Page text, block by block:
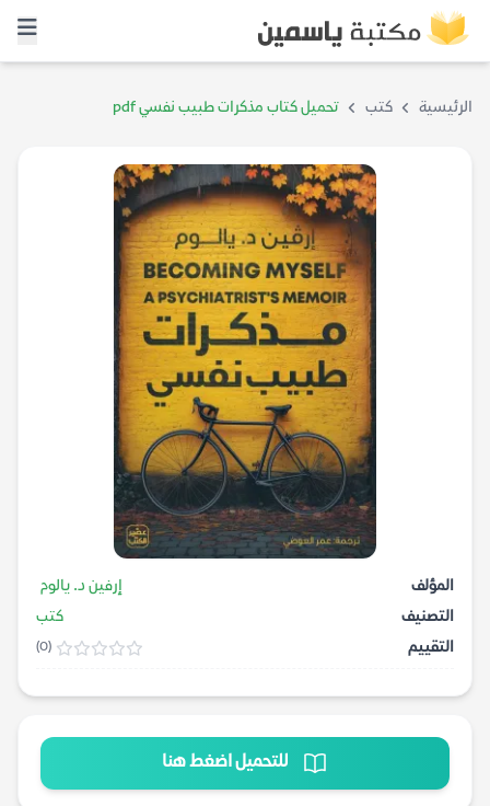
الرئيسية كتب تحميل كتاب مذكرات طبيب نفسي pdf
المؤلف
إرفين د. يالوم
التصنيف
كتب
التقييم
(0)
للتحميل اضغط هنا